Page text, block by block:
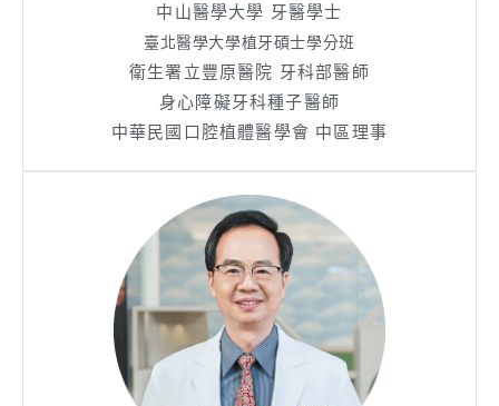
中山醫學大學 牙醫學士
臺北醫學大學植牙碩士學分班
衛生署立豐原醫院 牙科部醫師
身心障礙牙科種子醫師
中華民國口腔植體醫學會 中區理事